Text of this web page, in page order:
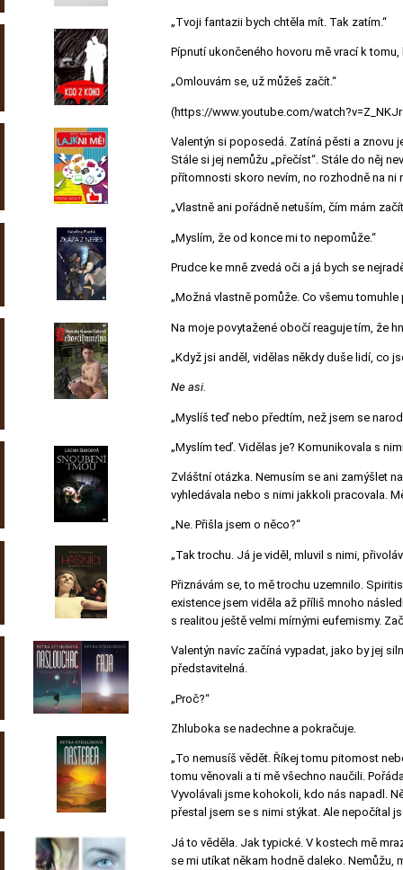
„Tvoji fantazii bych chtěla mít. Tak zatím.“
Pípnutí ukončeného hovoru mě vrací k
„Omlouvám se, už můžeš začít.“
(https://www.youtube.com/
Valentýn si poposedá. Zatíná pěsti a znovu
Stále si jej nemůžu „přečíst“. Stále do něj
přítomnosti skoro nevím, no rozhodně na ni
„Vlastně ani pořádně netuším, čím mám
„Myslím, že od konce mi to nepomůže.“
Prudce ke mně zvedá oči a já bych se
„Možná vlastně pomůže. Co všemu
Na moje povytažené obočí reaguje tím, že
„Když jsi anděl, vidělas někdy duše lidí, co
Ne asi.
„Myslíš teď nebo předtím, než jsem se
„Myslím teď. Vidělas je? Komunikovala s
Zvláštní otázka. Nemusím se ani zamýšlet
vyhledávala nebo s nimi jakkoli pracovala.
„Ne. Přišla jsem o něco?“
„Tak trochu. Já je viděl, mluvil s nimi,
Přiznávám se, to mě trochu uzemnilo.
existence jsem viděla až příliš mnoho
s realitou ještě velmi mírnými eufemismy.
Valentýn navíc začíná vypadat, jako by jej
představitelná.
„Proč?“
Zhluboka se nadechne a pokračuje.
„To nemusíš vědět. Říkej tomu pitomost
tomu věnovali a ti mě všechno naučili.
Vyvolávali jsme kohokoli, kdo nás napadl.
přestal jsem se s nimi stýkat. Ale nepočítal
Já to věděla. Jak typické. V kostech mě
se mi utíkat někam hodně daleko. Nemůžu,